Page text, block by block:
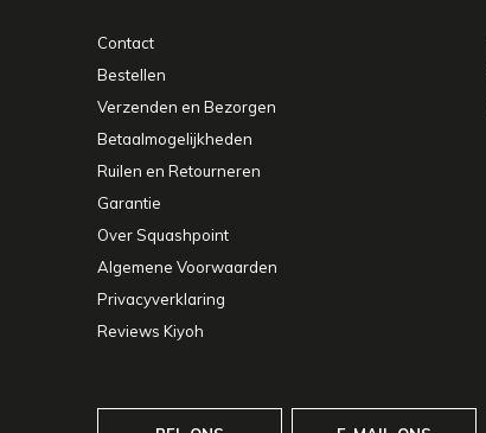
Contact
Bestellen
Verzenden en Bezorgen
Betaalmogelijkheden
Ruilen en Retourneren
Garantie
Over Squashpoint
Algemene Voorwaarden
Privacyverklaring
Reviews Kiyoh